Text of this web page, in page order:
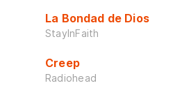
La Bondad de Dios
StayInFaith
Creep
Radiohead